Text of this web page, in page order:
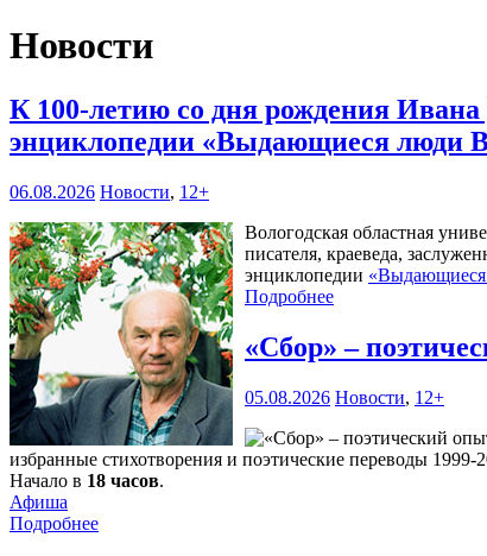
Новости
К 100-летию со дня рождения
энциклопедии «Выдающиеся люди
06.08.2026 Новости, 12+
Вологодская областная
писателя, краеведа,
энциклопедии «Выдающиеся
Подробнее
«Сбор» –
05.08.2026 Новости, 12+
избранные стихотворения и поэтические переводы
Начало в 18 часов.
Афиша
Подробнее